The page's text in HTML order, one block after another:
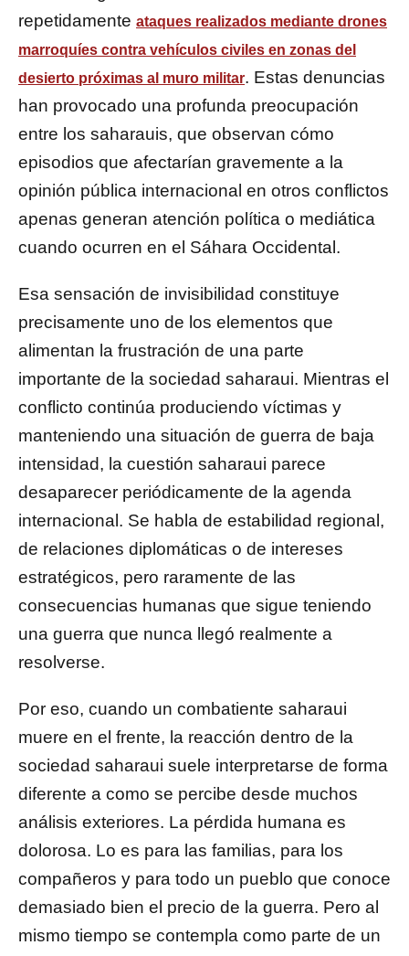
repetidamente ataques realizados mediante drones
marroquíes contra vehículos civiles en zonas del
desierto próximas al muro militar. Estas denuncias
han provocado una profunda preocupación
entre los saharauis, que observan cómo
episodios que afectarían gravemente a la
opinión pública internacional en otros conflictos
apenas generan atención política o mediática
cuando ocurren en el Sáhara Occidental.
Esa sensación de invisibilidad constituye
precisamente uno de los elementos que
alimentan la frustración de una parte
importante de la sociedad saharaui. Mientras el
conflicto continúa produciendo víctimas y
manteniendo una situación de guerra de baja
intensidad, la cuestión saharaui parece
desaparecer periódicamente de la agenda
internacional. Se habla de estabilidad regional,
de relaciones diplomáticas o de intereses
estratégicos, pero raramente de las
consecuencias humanas que sigue teniendo
una guerra que nunca llegó realmente a
resolverse.
Por eso, cuando un combatiente saharaui
muere en el frente, la reacción dentro de la
sociedad saharaui suele interpretarse de forma
diferente a como se percibe desde muchos
análisis exteriores. La pérdida humana es
dolorosa. Lo es para las familias, para los
compañeros y para todo un pueblo que conoce
demasiado bien el precio de la guerra. Pero al
mismo tiempo se contempla como parte de un